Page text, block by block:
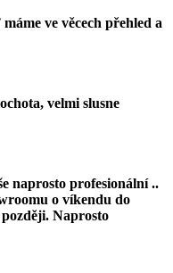
ve věcech přehled a
velmi slusne
naprosto profesionální ..
o víkendu do
Naprosto